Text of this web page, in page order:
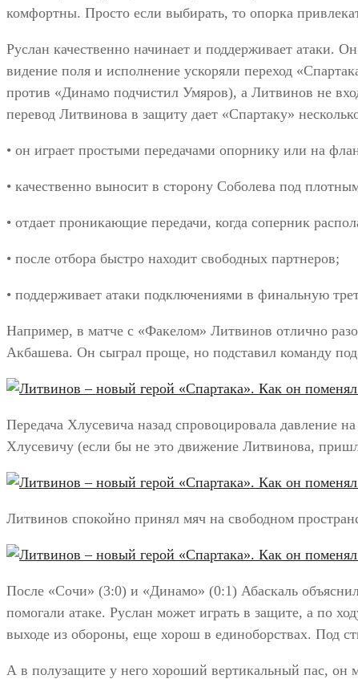
комфортны. Просто если выбирать, то опорка
Руслан качественно начинает и поддерживает атаки.
видение поля и исполнение ускоряли переход
против «Динамо подчистил Умяров), а Литвинов не
перевод Литвинова в защиту дает «Спартаку»
• он играет простыми передачами опорнику или на
• качественно выносит в сторону Соболева под
• отдает проникающие передачи, когда соперник
• после отбора быстро находит свободных партнеров;
• поддерживает атаки подключениями в финальную
Например, в матче с «Факелом» Литвинов отлично
Акбашева. Он сыграл проще, но подставил команду
Передача Хлусевича назад спровоцировала давление
Хлусевичу (если бы не это движение Литвинова,
Литвинов спокойно принял мяч на свободном
После «Сочи» (3:0) и «Динамо» (0:1) Абаскаль
помогали атаке. Руслан может играть в защите, а по
выходе из обороны, еще хорош в единоборствах. Под
А в полузащите у него хороший вертикальный пас,